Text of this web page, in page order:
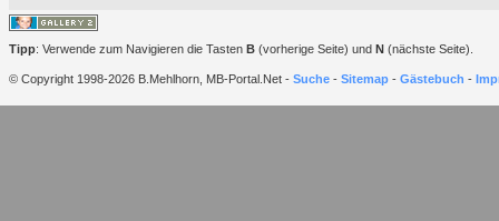
Tipp: Verwende zum Navigieren die Tasten B (vorherige Seite) und N (nächste Seite).
© Copyright 1998-2026 B.Mehlhorn, MB-Portal.Net - Suche - Sitemap - Gästebuch -